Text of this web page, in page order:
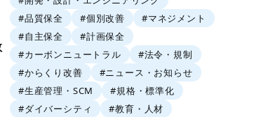
#品質保全
#個別改善
#マネジメント
#自主保全
#計画保全
#カーボンニュートラル
#法令・規制
#からくり改善
#ニュース・お知らせ
#生産管理・SCM
#規格・標準化
#ダイバーシティ
#教育・人材